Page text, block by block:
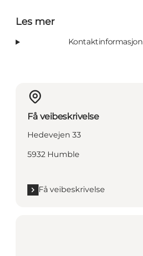
Les mer
Kontaktinformasjon
Få veibeskrivelse
Hedevejen 33
5932 Humble
Få veibeskrivelse